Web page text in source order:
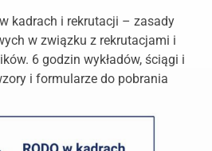
kadrach i rekrutacji – zasady
w związku z rekrutacjami i
6 godzin wykładów, ściągi i
i formularze do pobrania